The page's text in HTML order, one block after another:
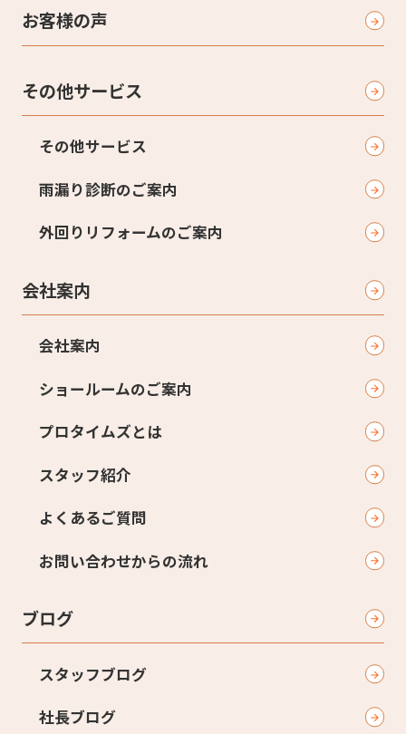
お客様の声
その他サービス
その他サービス
雨漏り診断のご案内
外回りリフォームのご案内
会社案内
会社案内
ショールームのご案内
プロタイムズとは
スタッフ紹介
よくあるご質問
お問い合わせからの流れ
ブログ
スタッフブログ
社長ブログ